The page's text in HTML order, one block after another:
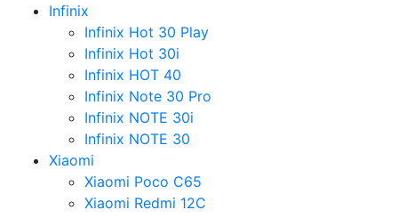
Infinix
Infinix Hot 30 Play
Infinix Hot 30i
Infinix HOT 40
Infinix Note 30 Pro
Infinix NOTE 30i
Infinix NOTE 30
Xiaomi
Xiaomi Poco C65
Xiaomi Redmi 12C